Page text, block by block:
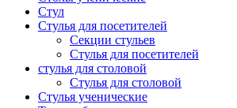
Стул
Стулья для посетителей
Секции стульев
Стулья для посетителей
стулья для столовой
Стулья для столовой
Стулья ученические